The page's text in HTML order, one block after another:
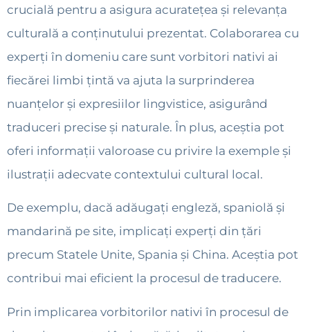
crucială pentru a asigura acuratețea și relevanța
culturală a conținutului prezentat. Colaborarea cu
experți în domeniu care sunt vorbitori nativi ai
fiecărei limbi țintă va ajuta la surprinderea
nuanțelor și expresiilor lingvistice, asigurând
traduceri precise și naturale. În plus, aceștia pot
oferi informații valoroase cu privire la exemple și
ilustrații adecvate contextului cultural local.
De exemplu, dacă adăugați engleză, spaniolă și
mandarină pe site, implicați experți din țări
precum Statele Unite, Spania și China. Aceștia pot
contribui mai eficient la procesul de traducere.
Prin implicarea vorbitorilor nativi în procesul de